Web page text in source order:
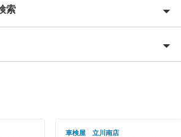
索
車検屋 立川南店